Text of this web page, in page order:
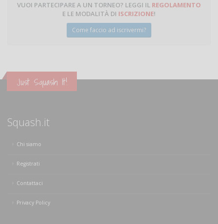
VUOI PARTECIPARE A UN TORNEO? LEGGI IL REGOLAMENTO
E LE MODALITÀ DI ISCRIZIONE!
Come faccio ad iscrivermi?
Just Squash It!
Squash.it
Chi siamo
Registrati
Contattaci
Privacy Policy